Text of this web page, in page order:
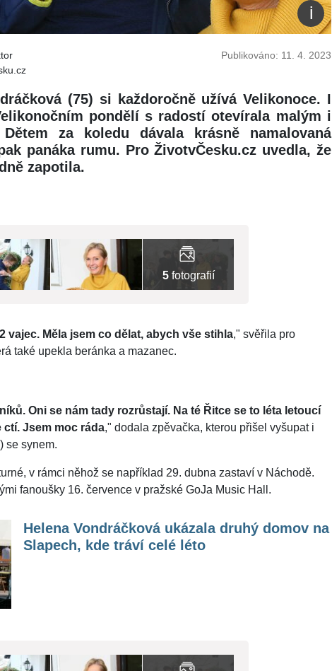
Publikováno: 11. 4. 2023
(75) si každoročně užívá Velikonoce. I
pondělí s radostí otevírala malým i
za koledu dávala krásně namalovaná
panáka rumu. Pro ŽivotvČesku.cz uvedla, že
zapotila.
5fotografií
vajec. Měla jsem co dělat, abych vše stihla," svěřila pro
také upekla beránka a mazanec.
Oni se nám tady rozrůstají. Na té Řitce se to léta letoucí
Jsem moc ráda," dodala zpěvačka, kterou přišel vyšupat i
se synem.
v rámci něhož se například 29. dubna zastaví v Náchodě.
fanoušky 16. července v pražské GoJa Music Hall.
Helena Vondráčková ukázala druhý domov na
Slapech, kde tráví celé léto